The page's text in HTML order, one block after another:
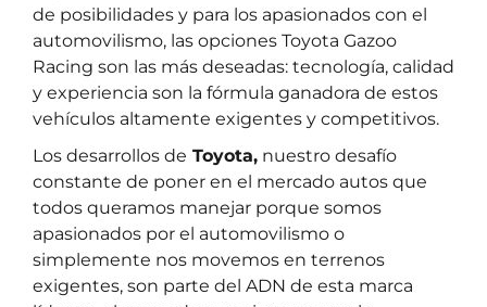
de posibilidades y para los apasionados con el
automovilismo, las opciones Toyota Gazoo
Racing son las más deseadas: tecnología, calidad
y experiencia son la fórmula ganadora de estos
vehículos altamente exigentes y competitivos.
Los desarrollos de Toyota, nuestro desafío
constante de poner en el mercado autos que
todos queramos manejar porque somos
apasionados por el automovilismo o
simplemente nos movemos en terrenos
exigentes, son parte del ADN de esta marca